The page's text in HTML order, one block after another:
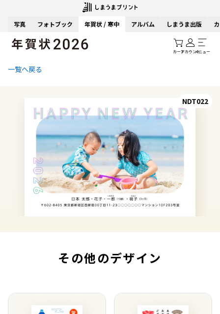
写真 フォトブック 年賀状 / 寒中 アルバム しまうま出版
カートアカウントメニュー
一覧へ戻る
NDT022
その他のデザイン